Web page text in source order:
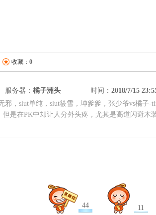
版本的 Adobe Flash Player。
收藏： 0
服务器： 橘子洲头 时间： 2018/7/15
邪，slut单纯，slut筱雪，坤爹爹，张少爷vs橘
但是在PK中却让人分外头疼，尤其是高道闪避木
44 11